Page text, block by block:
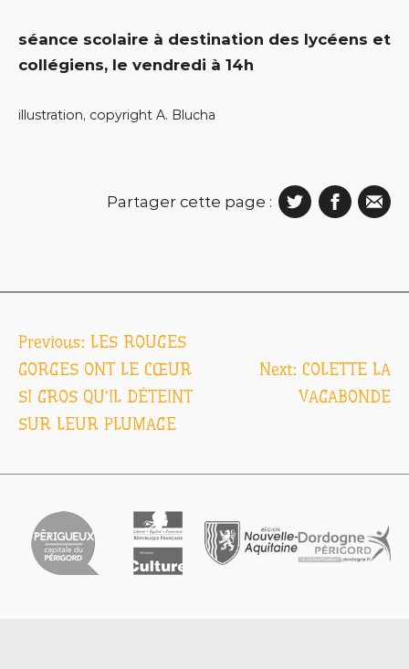
séance scolaire à destination des lycéens et
collégiens, le vendredi à 14h
illustration, copyright A. Blucha
Partager cette page :
Navigation
de
l’article
Previous: LES ROUGES
GORGES ONT LE CŒUR
SI GROS QU’IL DÉTEINT
SUR LEUR PLUMAGE
Next: COLETTE LA
VAGABONDE